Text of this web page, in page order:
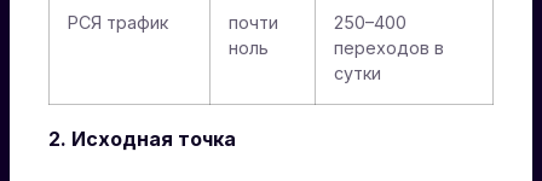
РСЯ трафик
почти
ноль
250–400
переходов в
сутки
2. Исходная точка